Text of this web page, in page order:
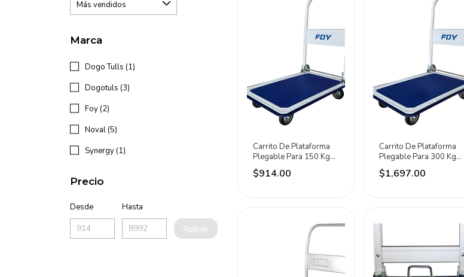
Marca
Dogo Tulls (1)
Dogotuls (3)
Foy (2)
Noval (5)
Synergy (1)
Precio
Desde Hasta
Aplicar
Carrito De Plataforma
Plegable Para 150 Kg
Cplf15 Foy Azul
$914.00
Carrito De Plataforma
Plegable Para 300 Kg
Cplf30 Foy Azul
$1,697.00